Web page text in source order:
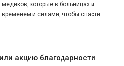
которые в больницах и
временем и силами, чтобы спасти
акцию благодарности